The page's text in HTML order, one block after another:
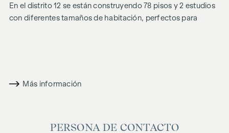
En el distrito 12 se están construyendo 78 pisos y 2 estudios
con diferentes tamaños de habitación, perfectos para
diseñadas, con 2 a 3 habitaciones cada una y tamaños que
terraza. El broche de oro lo ponen los atractivos pisos de la
Más información
PERSONA DE CONTACTO